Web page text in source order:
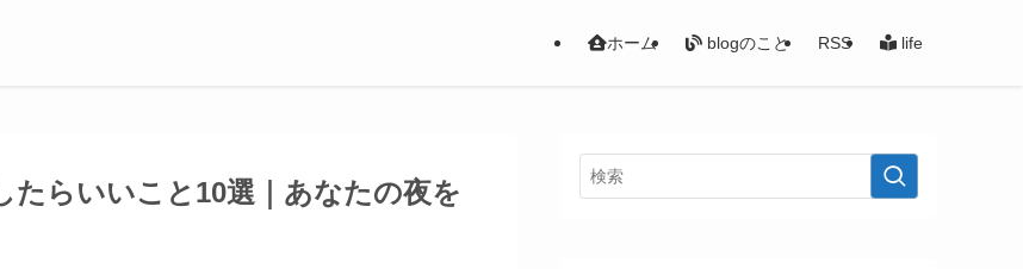
ホーム blogのこと RSS life
たらいいこと10選｜あなたの夜を